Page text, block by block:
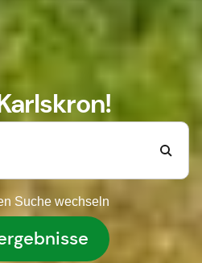
Suche wechseln